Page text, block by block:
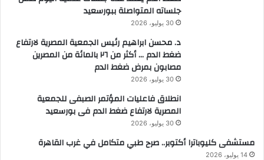
جلساته المتواصلة ببورسعيد
30 يوليو، 2026
د. محسن ابراهيم رئيس الجمعية المصرية لارتفاع
ضغط الدم … أكثر من ٢٦ بالمائة من المصرين
مصابون بمرض ضغط الدم
30 يوليو، 2026
انطلاق فاعليات المؤتمر الصبفى للجمعية
المصرية لارتفاع ضغط الدم فى بورسعيد
30 يوليو، 2026
مستشفى كليوباترا أكتوبر.. صرح طبي متكامل في غرب القاهرة
14 يوليو، 2026